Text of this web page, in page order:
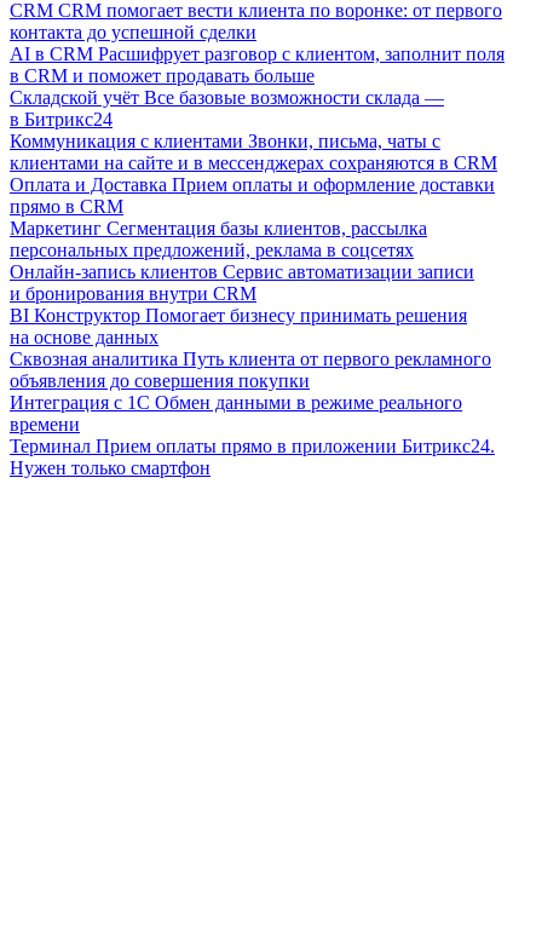
CRM CRM помогает вести клиента по воронке: от первого
контакта до успешной сделки
AI в CRM Расшифрует разговор с клиентом, заполнит поля
в CRM и поможет продавать больше
Складской учёт Все базовые возможности склада —
в Битрикс24
Коммуникация с клиентами Звонки, письма, чаты с
клиентами на сайте и в мессенджерах сохраняются в CRM
Оплата и Доставка Прием оплаты и оформление доставки
прямо в CRM
Маркетинг Сегментация базы клиентов, рассылка
персональных предложений, реклама в соцсетях
Онлайн-запись клиентов Сервис автоматизации записи
и бронирования внутри CRM
BI Конструктор Помогает бизнесу принимать решения
на основе данных
Сквозная аналитика Путь клиента от первого рекламного
объявления до совершения покупки
Интеграция с 1С Обмен данными в режиме реального
времени
Терминал Прием оплаты прямо в приложении Битрикс24.
Нужен только смартфон